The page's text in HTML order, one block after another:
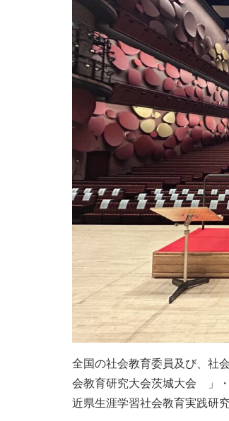
全国の社会教育委員及び、社
会教育研究大会茨城大会 」
近県生涯学習社会教育実践研